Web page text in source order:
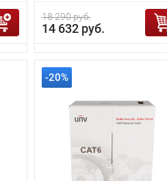
18 290 руб.
14 632 руб.
-20%